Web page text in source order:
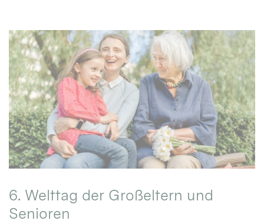
6. Welttag der Großeltern und
Senioren